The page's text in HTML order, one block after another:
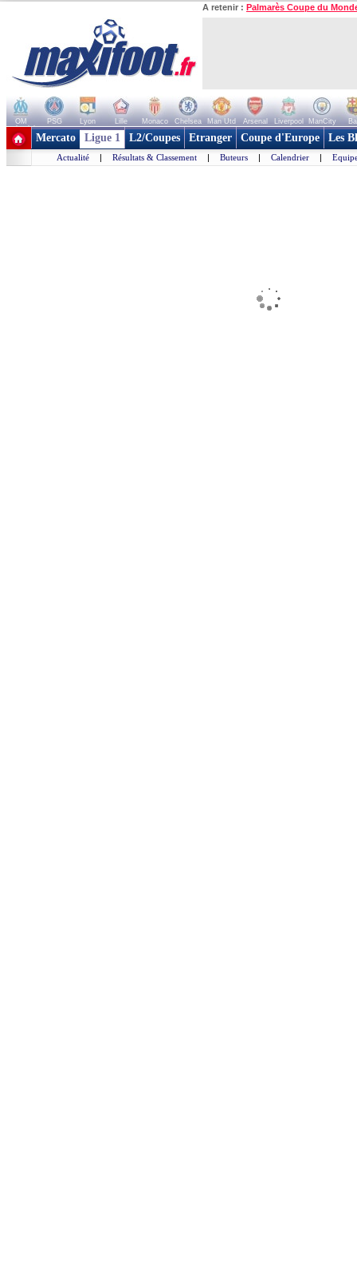
A retenir : Palmarès Coupe du
OM PSG Lyon Lille Monaco Chelsea Man Utd Arsenal Liverpool ManCity
+ de clubs
Mercato Ligue 1 L2/Coupes Etranger Coupe d'Europe Les
Actualité | Résultats & Classement | Buteurs | Calendrier |